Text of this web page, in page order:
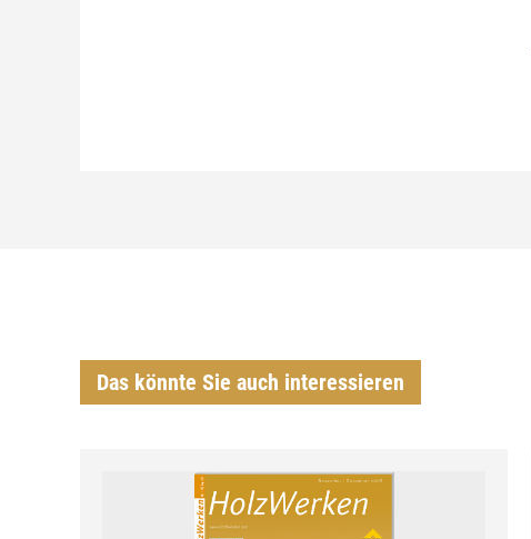
Das könnte Sie auch interessieren